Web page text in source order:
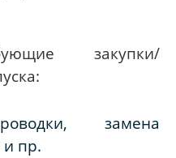
закупки/
замена
и пр.